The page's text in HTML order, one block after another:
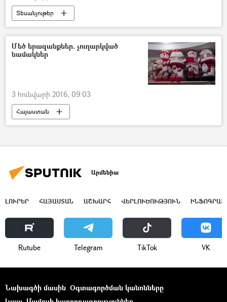
Տեսանյութեր
Մեծ երազանքներ. չուղարկված
նամակներ
3 հունվարի 2016, 09:03
Հայաստան
Արմենիա
ԼՈՒՐԵՐ ՀԱՅԱՍՏԱՆ ԱՇԽԱՐՀ ՎԵՐԼՈՒԾՈՒԹՅՈՒՆ
Rutube Telegram ТikТоk VK
Նախագծի մասին Օգտագործման կանոնները